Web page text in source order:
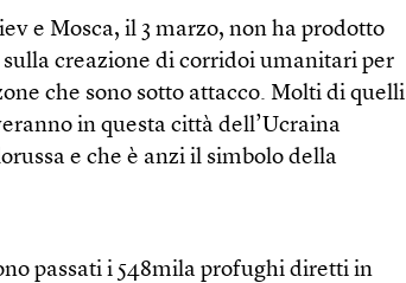
e Mosca, il 3 marzo, non ha prodotto
creazione di corridoi umanitari per
che sono sotto attacco. Molti di quelli
in questa città dell’Ucraina
e che è anzi il simbolo della
passati i 548mila profughi diretti in